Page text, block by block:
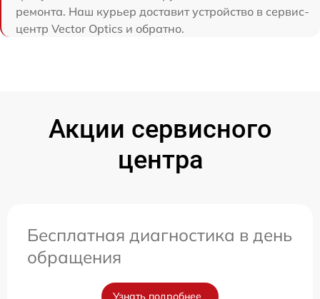
ремонта. Наш курьер доставит устройство в сервис-
центр Vector Optics и обратно.
Акции сервисного
центра
Бесплатная диагностика в день
обращения
Узнать подробнее